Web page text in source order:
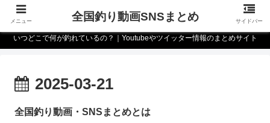
いつどこで何が釣れているの？｜Youtubeやツイッター情報のまとめサイト
2025-03-21
全国釣り動画・SNSまとめとは
メニュー 全国釣り動画SNSまとめ サイドバー